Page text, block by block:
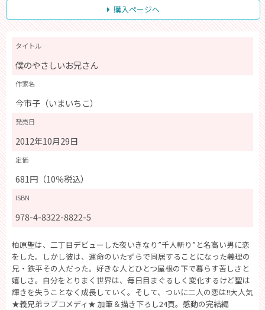
購入ページへ
タイトル
僕のやさしいお兄さん
作家名
今市子（いまいちこ）
発売日
2012年10月29日
定価
681円（10％税込）
ISBN
978-4-8322-8822-5
柏原聖は、二丁目デビューした夜いきなり”千人斬り”と名高い男に恋
をした。しかし彼は、運命のいたずらで同居することになった義理の
兄・鉄平その人だった。好きな人とひとつ屋根の下で暮らす苦しさと
嬉しさ。自分をとりまく世界は、毎日目まぐるしく変化するけど聖は
輝きを失うことなく成長していく。そして、ついに二人の恋は!!大人気
★義兄弟ラブコメディ★ 加筆＆描き下ろし24頁。感動の完結編